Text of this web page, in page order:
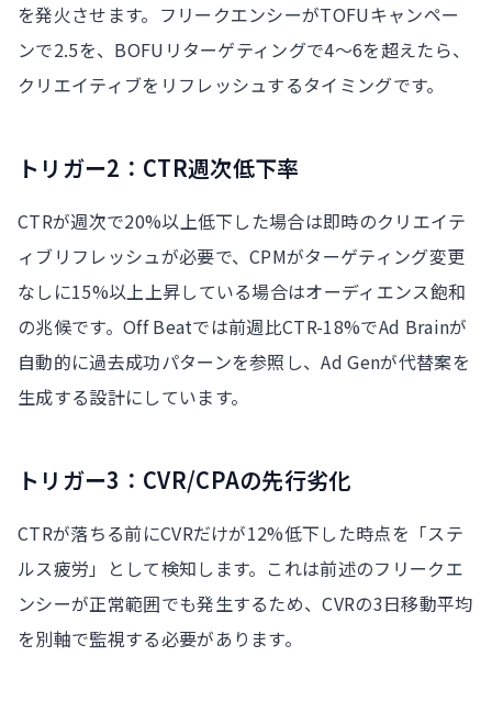
を発火させます。フリークエンシーがTOFUキャンペー
ンで2.5を、BOFUリターゲティングで4〜6を超えたら、
クリエイティブをリフレッシュするタイミングです。
トリガー2：CTR週次低下率
CTRが週次で20%以上低下した場合は即時のクリエイテ
ィブリフレッシュが必要で、CPMがターゲティング変更
なしに15%以上上昇している場合はオーディエンス飽和
の兆候です。Off Beatでは前週比CTR-18%でAd Brainが
自動的に過去成功パターンを参照し、Ad Genが代替案を
生成する設計にしています。
トリガー3：CVR/CPAの先行劣化
CTRが落ちる前にCVRだけが12%低下した時点を「ステ
ルス疲労」として検知します。これは前述のフリークエ
ンシーが正常範囲でも発生するため、CVRの3日移動平均
を別軸で監視する必要があります。